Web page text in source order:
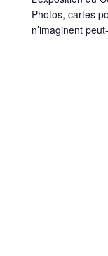
Photos, cartes
n’imaginent